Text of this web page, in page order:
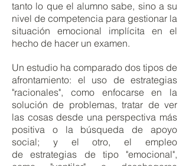
tanto lo que el alumno sabe, sino a su
nivel de competencia para gestionar la
situación emocional implícita en el
hecho de hacer un examen.
Un estudio ha comparado dos tipos de
afrontamiento: el uso de estrategias
"racionales", como enfocarse en la
solución de problemas, tratar de ver
las cosas desde una perspectiva más
positiva o la búsqueda de apoyo
social; y el otro, el empleo
de estrategias de tipo "emocional",